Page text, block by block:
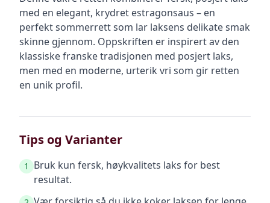
med en elegant, krydret estragonsaus – en
perfekt sommerrett som lar laksens delikate smak
skinne gjennom. Oppskriften er inspirert av den
klassiske franske tradisjonen med posjert laks,
men med en moderne, urterik vri som gir retten
en unik profil.
Tips og Varianter
1
Bruk kun fersk, høykvalitets laks for best
resultat.